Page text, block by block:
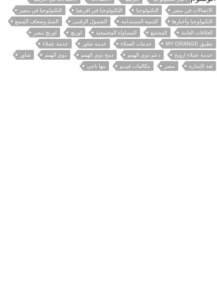
الاتصالات في مصر
التكنولوجيا التكنولوجيا في افريقيا
التكنولوجيا في مصر
التكنولوجيا وأخبارها
التنمية المستدامة الشمول الرقمي
الصمّ وضعاف السمع
العلاقات العامة
المجتمع المساواة المجتمعية اورنچ
اورنچ مصر
تطبيق MY ORANGE
خدمات العملاء خدمة شاور
خدمة عملاء
خدمة عملاء ارونج
دعم ذوي الهمم دمج ذوي الهمم ذوي الهمم
شاور
لغة الإشارة
مصر مكالمات فيديو مها ناجي